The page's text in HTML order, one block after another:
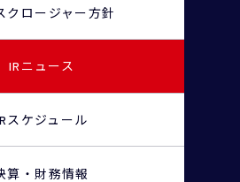
クロージャー方針
IRニュース
スケジュール
算・財務情報